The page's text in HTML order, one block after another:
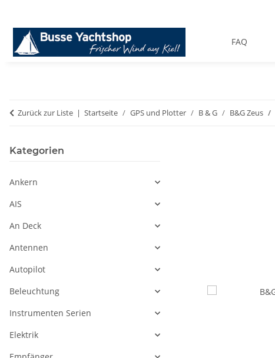
FAQ
Zurück zur Liste Startseite GPS und Plotter B & G B&G Zeus
Kategorien
Ankern
AIS
An Deck
Antennen
Autopilot
Beleuchtung
Instrumenten Serien
Elektrik